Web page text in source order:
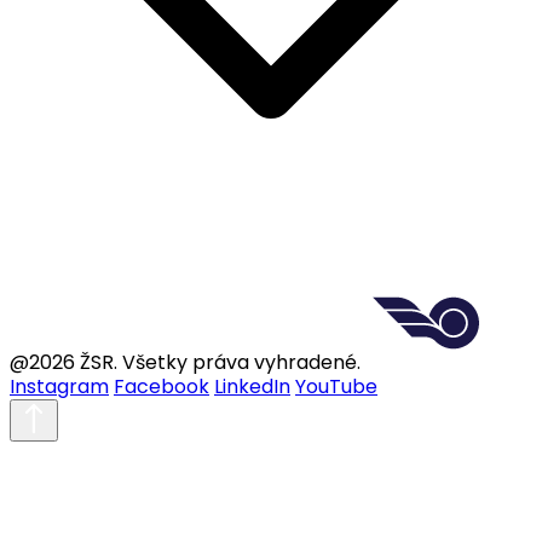
@2026 ŽSR. Všetky práva vyhradené.
Instagram Facebook LinkedInYouTube